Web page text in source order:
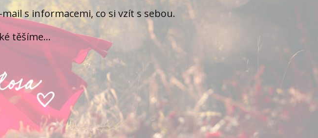
s informacemi, co si vzít s sebou.
těšíme...